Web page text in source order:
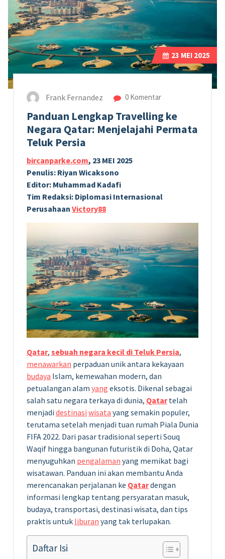
23 MEI 2025
Frank Fernandez 0 Komentar
Panduan Lengkap Travelling ke
Negara Qatar: Menjelajahi Permata
Teluk Persia
bircanparke.com, 23 MEI 2025
Penulis: Riyan Wicaksono
Editor: Muhammad Kadafi
Tim Redaksi: Diplomasi Internasional
Perusahaan Victory88
Qatar, sebuah negara kecil di Teluk Persia,
menawarkan perpaduan unik antara kekayaan
budaya Islam, kemewahan modern, dan
petualangan alam yang eksotis. Dikenal sebagai
salah satu negara terkaya di dunia, Qatar telah
menjadi destinasi wisata yang semakin populer,
terutama setelah menjadi tuan rumah Piala Dunia
FIFA 2022. Dari pasar tradisional seperti Souq
Waqif hingga bangunan futuristik di Doha, Qatar
menyuguhkan pengalaman yang memikat bagi
wisatawan. Panduan ini akan membantu Anda
merencanakan perjalanan ke Qatardengan
informasi lengkap tentang persyaratan masuk,
budaya, transportasi, destinasi wisata, dan tips
praktis untuk liburan yang tak terlupakan.
Daftar Isi